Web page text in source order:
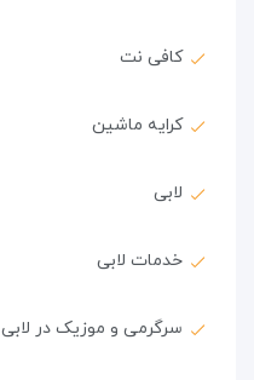
کافی نت
کرایه ماشین
لابی
خدمات لابی
سرگرمی و موزیک در لابی